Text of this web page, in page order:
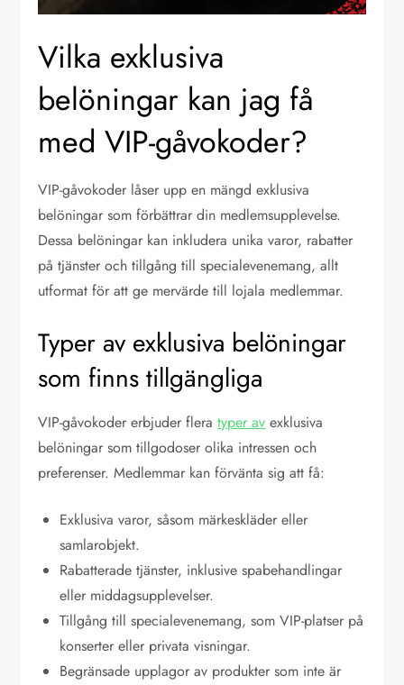
Vilka exklusiva
belöningar kan jag få
med VIP-gåvokoder?
VIP-gåvokoder låser upp en mängd exklusiva
belöningar som förbättrar din medlemsupplevelse.
Dessa belöningar kan inkludera unika varor, rabatter
på tjänster och tillgång till specialevenemang, allt
utformat för att ge mervärde till lojala medlemmar.
Typer av exklusiva belöningar
som finns tillgängliga
VIP-gåvokoder erbjuder fleratyper av exklusiva
belöningar som tillgodoser olika intressen och
preferenser. Medlemmar kan förvänta sig att få:
Exklusiva varor, såsom märkeskläder eller
samlarobjekt.
Rabatterade tjänster, inklusive spabehandlingar
eller middagsupplevelser.
Tillgång till specialevenemang, som VIP-platser på
konserter eller privata visningar.
Begränsade upplagor av produkter som inte är